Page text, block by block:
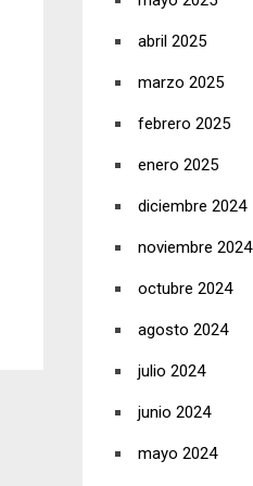
abril 2025
marzo 2025
febrero 2025
enero 2025
diciembre 2024
noviembre 2024
octubre 2024
agosto 2024
julio 2024
junio 2024
mayo 2024